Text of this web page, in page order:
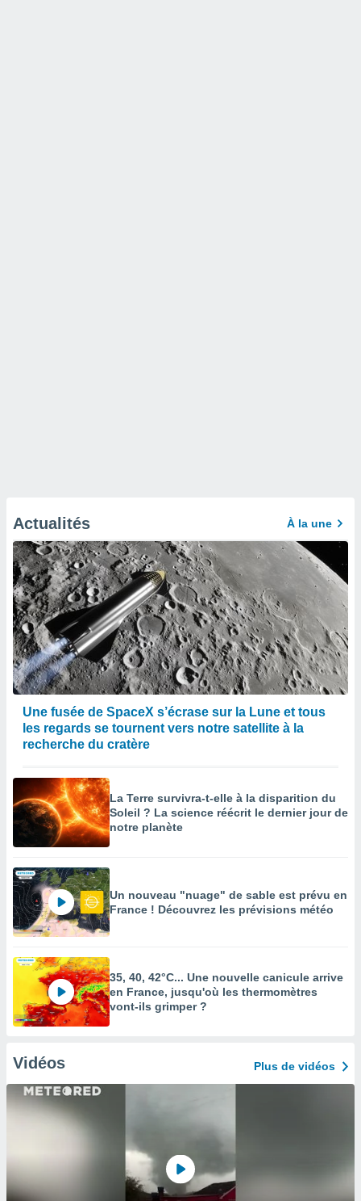
Actualités À la une
Une fusée de SpaceX s’écrase sur la Lune et tous
les regards se tournent vers notre satellite à la
recherche du cratère
La Terre survivra-t-elle à la disparition du
Soleil ? La science réécrit le dernier jour de
notre planète
Un nouveau "nuage" de sable est prévu en
France ! Découvrez les prévisions météo
35, 40, 42°C... Une nouvelle canicule arrive
en France, jusqu'où les thermomètres
vont-ils grimper ?
Vidéos Plus de vidéos